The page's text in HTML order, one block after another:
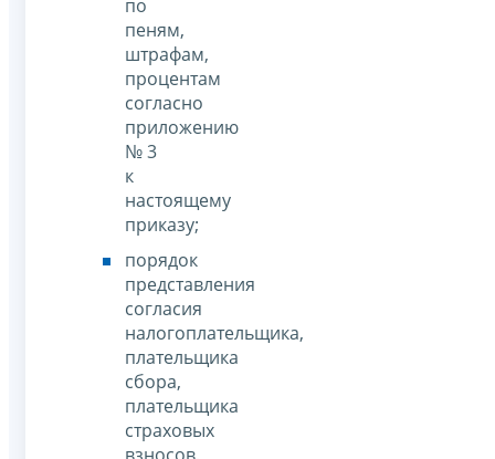
по
пеням,
штрафам,
процентам
согласно
приложению
№ 3
к
настоящему
приказу;
порядок
представления
согласия
налогоплательщика,
плательщика
сбора,
плательщика
страховых
взносов,